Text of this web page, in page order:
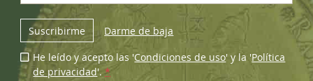
Suscribirme Darme de baja
He leído y acepto las 'Condiciones de uso' y la 'Política
de privacidad'.*